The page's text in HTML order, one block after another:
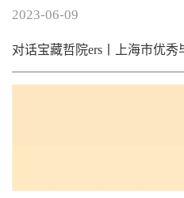
2023-06-09
对话宝藏哲院ers丨上海市优秀